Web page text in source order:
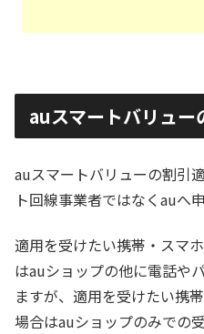
auスマートバリュー
auスマートバリューの割引
ト回線事業者ではなくauへ
適用を受けたい携帯・スマ
はauショップの他に電話や
ますが、適用を受けたい携
場合はauショップのみでの